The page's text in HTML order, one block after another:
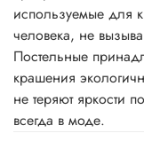
используемые для
человека, не вызывают аллергии или дискомфорта.
Постельные
крашения
не теряют яркости
всегда в моде.